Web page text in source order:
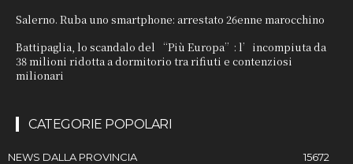
Salerno. Ruba uno smartphone: arrestato 26enne marocchino
Battipaglia, lo scandalo del “Più Europa”: l’incompiuta da
38 milioni ridotta a dormitorio tra rifiuti e contenziosi
milionari
CATEGORIE POPOLARI
NEWS DALLA PROVINCIA
15672